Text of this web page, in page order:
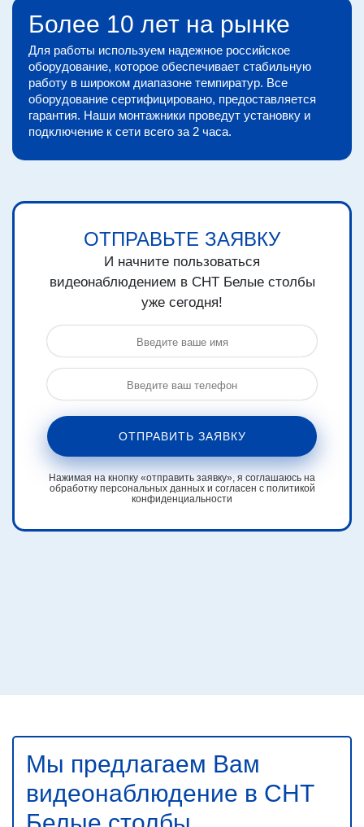
Более 10 лет на рынке
Для работы используем надежное российское
оборудование, которое обеспечивает стабильную
работу в широком диапазоне темпиратур. Все
оборудование сертифицировано, предоставляется
гарантия. Наши монтажники проведут установку и
подключение к сети всего за 2 часа.
ОТПРАВЬТЕ ЗАЯВКУ
И начните пользоваться
видеонаблюдением в СНТ Белые столбы
уже сегодня!
ОТПРАВИТЬ ЗАЯВКУ
Нажимая на кнопку «отправить заявку», я соглашаюсь на
обработку персональных данных и согласен с политикой
конфиденциальности
Мы предлагаем Вам
видеонаблюдение в СНТ